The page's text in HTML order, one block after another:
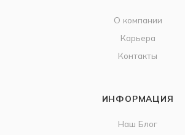
О компании
Карьера
Контакты
ИНФОРМАЦИЯ
Наш Блог